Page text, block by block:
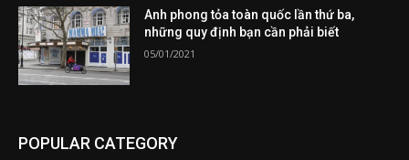
Anh phong tỏa toàn quốc lần thứ ba,
những quy định bạn cần phải biết
05/01/2021
POPULAR CATEGORY